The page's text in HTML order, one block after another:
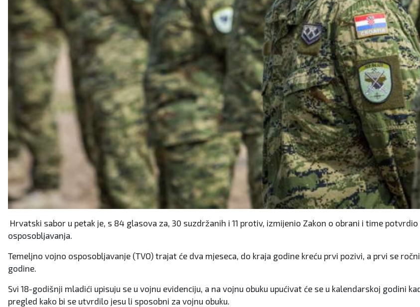
Hrvatski sabor u petak je, s 84 glasova za, 30 suzdržanih i 11 protiv, izmijenio Zakon o obrani i time
osposobljavanja.
Temeljno vojno osposobljavanje (TVO) trajat će dva mjeseca, do kraja godine kreću prvi pozivi, a prvi se
godine.
Svi 18-godišnji mladići upisuju se u vojnu evidenciju, a na vojnu obuku upućivat će se u kalendarskoj godini
pregled kako bi se utvrdilo jesu li sposobni za vojnu obuku.